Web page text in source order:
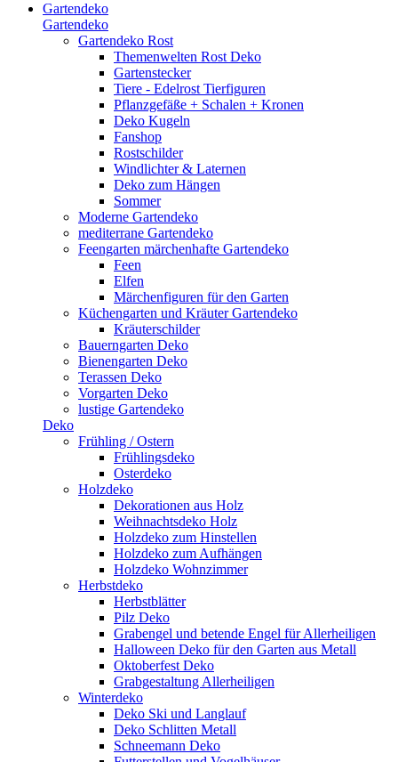
Gartendeko
Gartendeko
Gartendeko Rost
Themenwelten Rost Deko
Gartenstecker
Tiere - Edelrost Tierfiguren
Pflanzgefäße + Schalen + Kronen
Deko Kugeln
Fanshop
Rostschilder
Windlichter & Laternen
Deko zum Hängen
Sommer
Moderne Gartendeko
mediterrane Gartendeko
Feengarten märchenhafte Gartendeko
Feen
Elfen
Märchenfiguren für den Garten
Küchengarten und Kräuter Gartendeko
Kräuterschilder
Bauerngarten Deko
Bienengarten Deko
Terassen Deko
Vorgarten Deko
lustige Gartendeko
Deko
Frühling / Ostern
Frühlingsdeko
Osterdeko
Holzdeko
Dekorationen aus Holz
Weihnachtsdeko Holz
Holzdeko zum Hinstellen
Holzdeko zum Aufhängen
Holzdeko Wohnzimmer
Herbstdeko
Herbstblätter
Pilz Deko
Grabengel und betende Engel für Allerheiligen
Halloween Deko für den Garten aus Metall
Oktoberfest Deko
Grabgestaltung Allerheiligen
Winterdeko
Deko Ski und Langlauf
Deko Schlitten Metall
Schneemann Deko